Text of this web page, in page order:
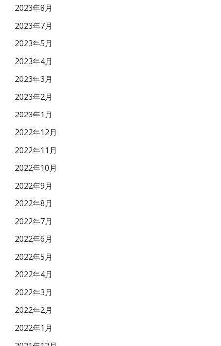
2023年8月
2023年7月
2023年5月
2023年4月
2023年3月
2023年2月
2023年1月
2022年12月
2022年11月
2022年10月
2022年9月
2022年8月
2022年7月
2022年6月
2022年5月
2022年4月
2022年3月
2022年2月
2022年1月